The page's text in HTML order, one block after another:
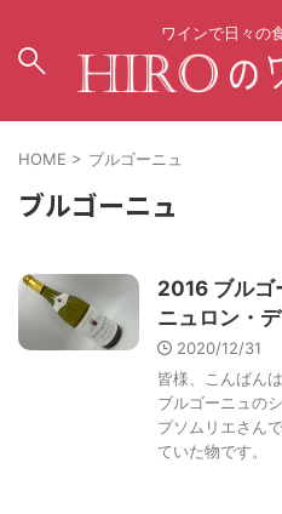
ワインで日々の
HOME > ブルゴーニュ
ブルゴーニュ
2016 ブルゴ
ニュロン・
2020/12/31
皆様、こんばん
ブルゴーニュの
プソムリエさん
ていた物です